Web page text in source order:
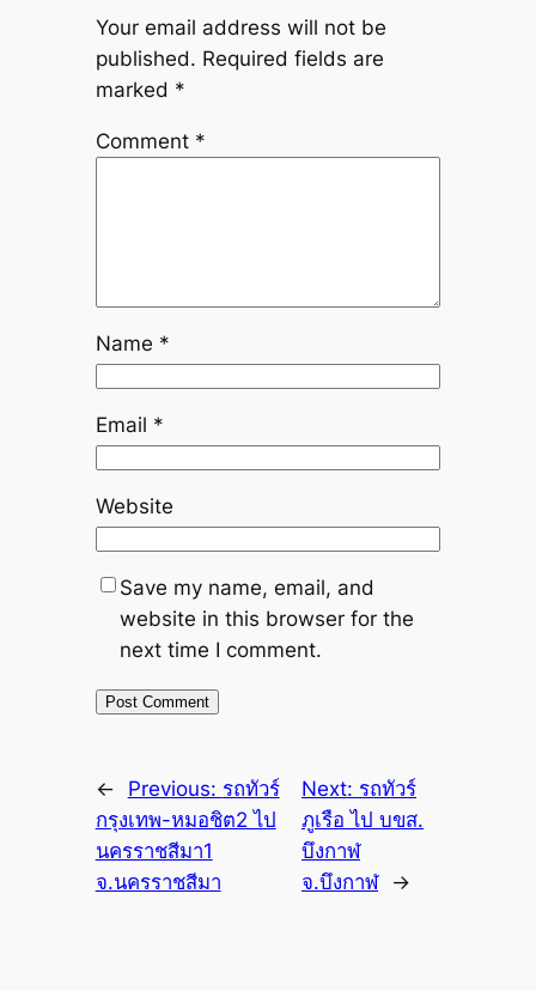
Your email address will not be
published. Required fields are
marked *
Comment *
Name *
Email *
Website
Save my name, email, and
website in this browser for the
next time I comment.
← Previous: รถทัวร์
กรุงเทพ-หมอชิต2 ไป
นครราชสีมา1
จ.นครราชสีมา
Next: รถทัวร์
ภูเรือ ไป บขส.
บึงกาฬ
จ.บึงกาฬ
→